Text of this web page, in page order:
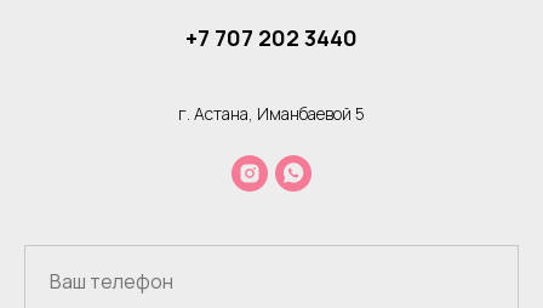
+7 707 202 3440
г. Астана, Иманбаевой 5